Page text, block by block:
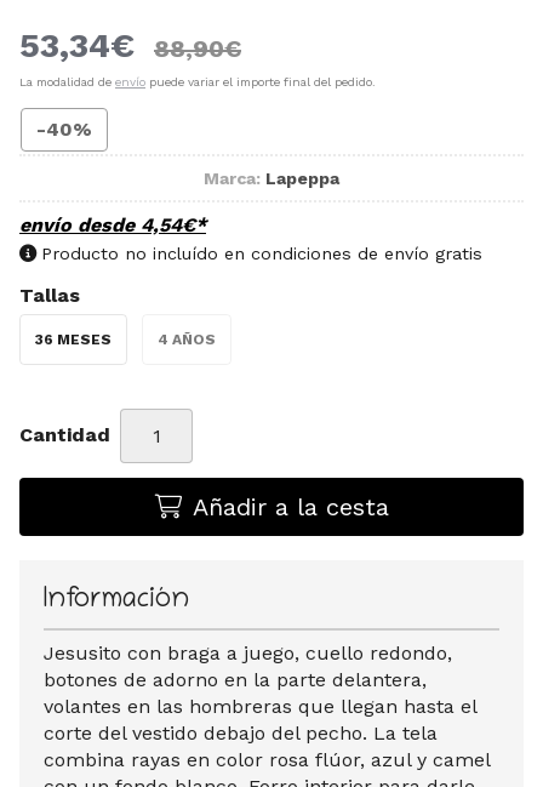
53,34€ 88,90€
La modalidad de envío puede variar el importe final del pedido.
-40%
Marca: Lapeppa
envío desde 4,54€*
Producto no incluído en condiciones de envío gratis
Tallas
36 MESES 4 AÑOS
Cantidad
Añadir a la cesta
Información
Jesusito con braga a juego, cuello redondo,
botones de adorno en la parte delantera,
volantes en las hombreras que llegan hasta el
corte del vestido debajo del pecho. La tela
combina rayas en color rosa flúor, azul y camel